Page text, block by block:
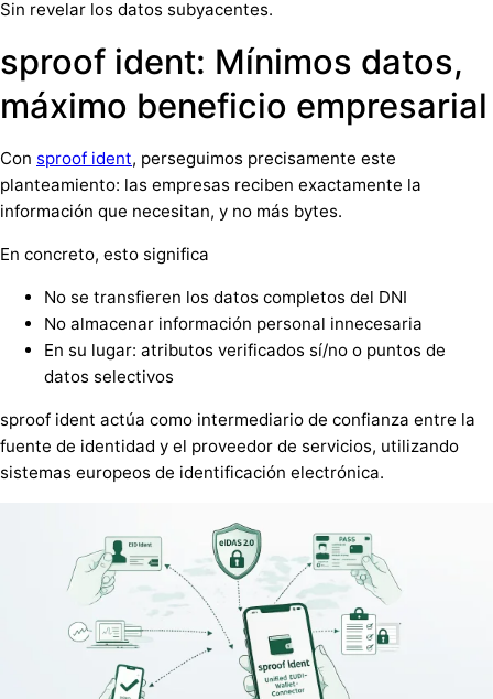
Sin revelar los datos subyacentes.
sproof ident: Mínimos datos,
máximo beneficio empresarial
Con sproof ident, perseguimos precisamente este
planteamiento: las empresas reciben exactamente la
información que necesitan, y no más bytes.
En concreto, esto significa
No se transfieren los datos completos del DNI
No almacenar información personal innecesaria
En su lugar: atributos verificados sí/no o puntos de
datos selectivos
sproof ident actúa como intermediario de confianza entre la
fuente de identidad y el proveedor de servicios, utilizando
sistemas europeos de identificación electrónica.